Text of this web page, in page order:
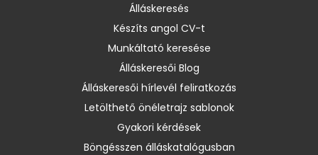
Álláskeresés
Készíts angol CV-t
Munkáltató keresése
Álláskeresői Blog
Álláskeresői hírlevél feliratkozás
Letölthető önéletrajz sablonok
Gyakori kérdések
Böngésszen álláskatalógusban